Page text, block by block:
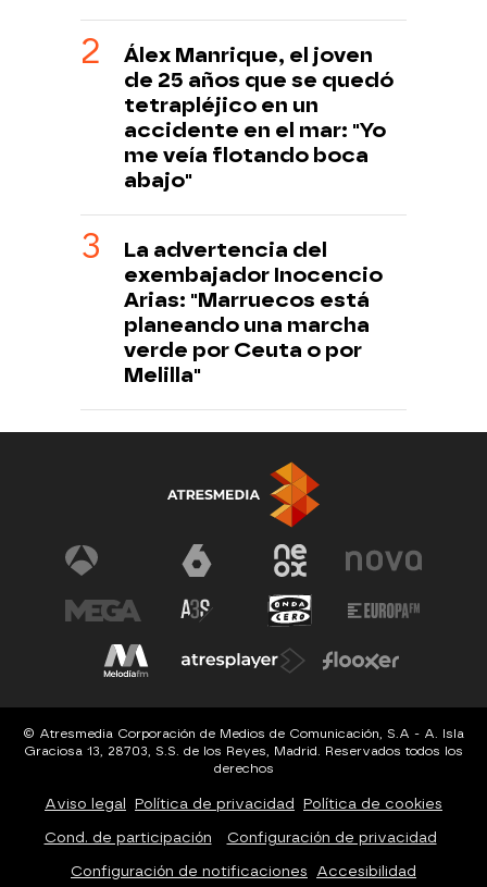
Álex Manrique, el joven
de 25 años que se quedó
tetrapléjico en un
accidente en el mar: "Yo
me veía flotando boca
abajo"
La advertencia del
exembajador Inocencio
Arias: "Marruecos está
planeando una marcha
verde por Ceuta o por
Melilla"
© Atresmedia Corporación de Medios de Comunicación, S.A - A. Isla
Graciosa 13, 28703, S.S. de los Reyes, Madrid. Reservados todos los
derechos
Aviso legal Política de privacidad Política de cookies
Cond. de participación Configuración de privacidad
Configuración de notificaciones Accesibilidad